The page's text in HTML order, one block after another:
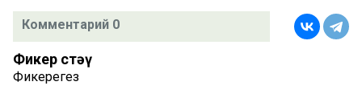
Комментарий 0
Фикер өстәү
Фикерегез